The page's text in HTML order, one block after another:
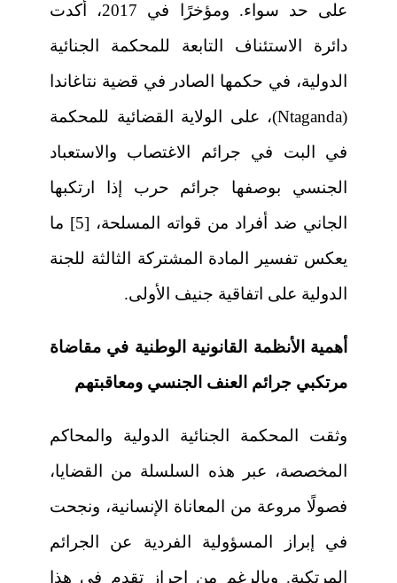
على حد سواء. ومؤخرًا في 2017، أكدت
دائرة الاستئناف التابعة للمحكمة الجنائية
الدولية، في حكمها الصادر في قضية نتاغاندا
(Ntaganda)، على الولاية القضائية للمحكمة
في البت في جرائم الاغتصاب والاستعباد
الجنسي بوصفها جرائم حرب إذا ارتكبها
الجاني ضد أفراد من قواته المسلحة، [5] ما
يعكس تفسير المادة المشتركة الثالثة للجنة
الدولية على اتفاقية جنيف الأولى.
أهمية الأنظمة القانونية الوطنية في مقاضاة
مرتكبي جرائم العنف الجنسي ومعاقبتهم
وثقت المحكمة الجنائية الدولية والمحاكم
المخصصة، عبر هذه السلسلة من القضايا،
فصولًا مروعة من المعاناة الإنسانية، ونجحت
في إبراز المسؤولية الفردية عن الجرائم
المرتكبة. وبالرغم من إحراز تقدم في هذا